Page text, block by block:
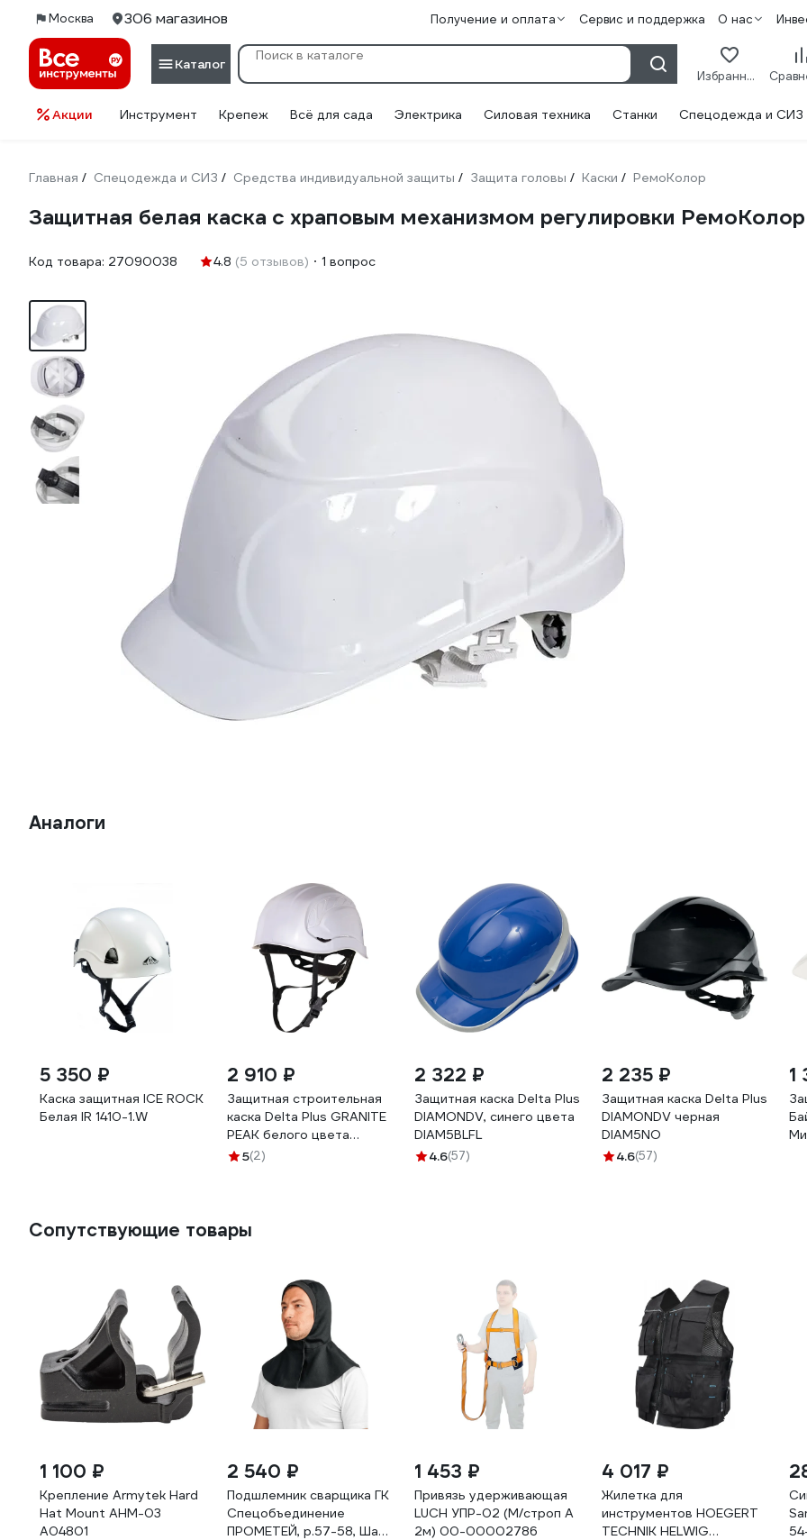
Москва 306 магазинов Получение и оплата Сервис и поддержка О нас
Каталог
Избранное
Акции Инструмент Крепеж Всё для сада Электрика Силовая техника Станки Спецодежда и СИЗ
Главная / Спецодежда и СИЗ / Средства индивидуальной защиты / Защита головы / Каски / РемоКолор
Защитная белая каска с храповым механизмом регулировки
Код товара: 27090038 4.8 (5 отзывов) 1 вопрос
Аналоги
5 350 ₽
Каска защитная ICE ROCK
Белая IR 1410-1.W
2 910 ₽
Защитная строительная
каска Delta Plus GRANITE
PEAK белого цвета
GRAPEBCFL
5(2)
2 322 ₽
Защитная каска Delta Plus
DIAMONDV, синего цвета
DIAM5BLFL
4.6(57)
2 235 ₽
Защитная каска Delta Plus
DIAMONDV черная
DIAM5NO
4.6(57)
1
Сопутствующие товары
1 100 ₽
Крепление Armytek Hard
Hat Mount AHM-03
A04801
2 540 ₽
Подшлемник сварщика ГК
Спецобъединение
ПРОМЕТЕЙ, р.57-58, Шап
1 453 ₽
Привязь удерживающая
LUCH УПР-02 (M/строп А
2м) 00-00002786
4 017 ₽
Жилетка для
инструментов HOEGERT
TECHNIK HELWIG